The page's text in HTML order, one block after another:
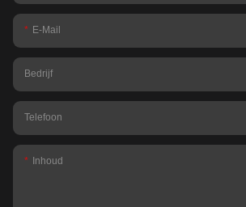
E-Mail
Bedrijf
Telefoon
Inhoud